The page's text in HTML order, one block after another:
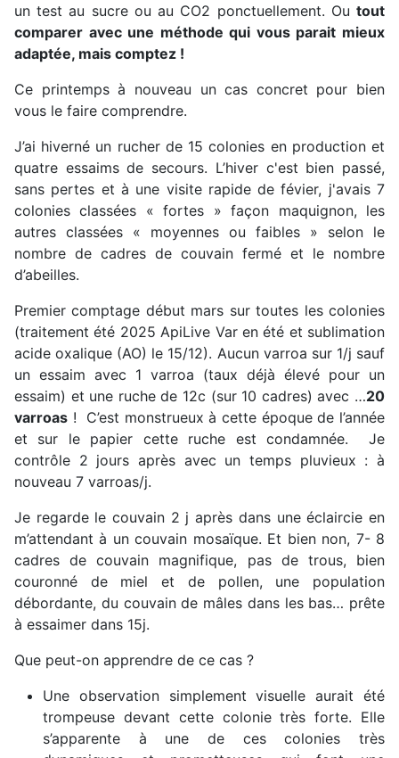
un test au sucre ou au CO2 ponctuellement. Ou tout
comparer avec une méthode qui vous parait mieux
adaptée, mais comptez !
Ce printemps à nouveau un cas concret pour bien
vous le faire comprendre.
J’ai hiverné un rucher de 15 colonies en production et
quatre essaims de secours. L’hiver c'est bien passé,
sans pertes et à une visite rapide de févier, j'avais 7
colonies classées « fortes » façon maquignon, les
autres classées « moyennes ou faibles » selon le
nombre de cadres de couvain fermé et le nombre
d’abeilles.
Premier comptage début mars sur toutes les colonies
(traitement été 2025 ApiLive Var en été et sublimation
acide oxalique (AO) le 15/12). Aucun varroa sur 1/j sauf
un essaim avec 1 varroa (taux déjà élevé pour un
essaim) et une ruche de 12c (sur 10 cadres) avec …20
varroas ! C’est monstrueux à cette époque de l’année
et sur le papier cette ruche est condamnée. Je
contrôle 2 jours après avec un temps pluvieux : à
nouveau 7 varroas/j.
Je regarde le couvain 2 j après dans une éclaircie en
m’attendant à un couvain mosaïque. Et bien non, 7- 8
cadres de couvain magnifique, pas de trous, bien
couronné de miel et de pollen, une population
débordante, du couvain de mâles dans les bas… prête
à essaimer dans 15j.
Que peut-on apprendre de ce cas ?
Une observation simplement visuelle aurait été
trompeuse devant cette colonie très forte. Elle
s’apparente à une de ces colonies très